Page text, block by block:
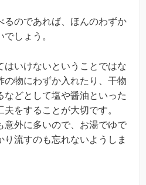
るのであれば、ほんのわずか
しょう。
はいけないということではな
の物にわずか入れたり、干物
などとして塩や醤油といった
をすることが大切です。
意外に多いので、お湯でゆで
流すのも忘れないようしま